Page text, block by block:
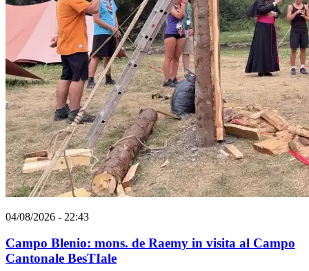
04/08/2026 - 22:43
Campo Blenio: mons. de Raemy in visita al Campo
Cantonale BesTIale